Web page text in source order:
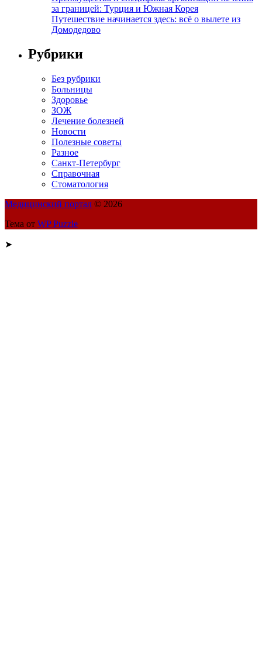
за границей: Турция и Южная Корея
Путешествие начинается здесь: всё о вылете из
Домодедово
Рубрики
Без рубрики
Больницы
Здоровье
ЗОЖ
Лечение болезней
Новости
Полезные советы
Разное
Санкт-Петербург
Справочная
Стоматология
Медицинский портал © 2026
Тема от WP Puzzle
➤